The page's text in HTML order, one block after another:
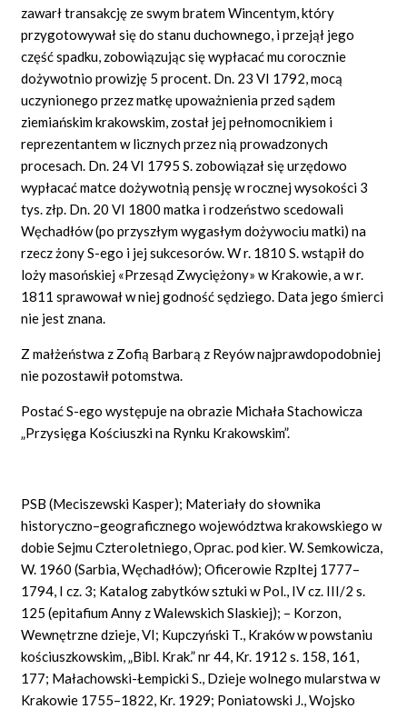
zawarł transakcję ze swym bratem Wincentym, który
przygotowywał się do stanu duchownego, i przejął jego
część spadku, zobowiązując się wypłacać mu corocznie
dożywotnio prowizję 5 procent. Dn. 23 VI 1792, mocą
uczynionego przez matkę upoważnienia przed sądem
ziemiańskim krakowskim, został jej pełnomocnikiem i
reprezentantem w licznych przez nią prowadzonych
procesach. Dn. 24 VI 1795 S. zobowiązał się urzędowo
wypłacać matce dożywotnią pensję w rocznej wysokości 3
tys. złp. Dn. 20 VI 1800 matka i rodzeństwo scedowali
Węchadłów (po przyszłym wygasłym dożywociu matki) na
rzecz żony S-ego i jej sukcesorów. W r. 1810 S. wstąpił do
loży masońskiej «Przesąd Zwyciężony» w Krakowie, a w r.
1811 sprawował w niej godność sędziego. Data jego śmierci
nie jest znana.
Z małżeństwa z Zofią Barbarą z Reyów najprawdopodobniej
nie pozostawił potomstwa.
Postać S-ego występuje na obrazie Michała Stachowicza
„Przysięga Kościuszki na Rynku Krakowskim”.
PSB (Meciszewski Kasper); Materiały do słownika
historyczno–geograficznego województwa krakowskiego w
dobie Sejmu Czteroletniego, Oprac. pod kier. W. Semkowicza,
W. 1960 (Sarbia, Węchadłów); Oficerowie Rzpltej 1777–
1794, I cz. 3; Katalog zabytków sztuki w Pol., IV cz. III/2 s.
125 (epitafium Anny z Walewskich Slaskiej); – Korzon,
Wewnętrzne dzieje, VI; Kupczyński T., Kraków w powstaniu
kościuszkowskim, „Bibl. Krak.” nr 44, Kr. 1912 s. 158, 161,
177; Małachowski-Łempicki S., Dzieje wolnego mularstwa w
Krakowie 1755–1822, Kr. 1929; Poniatowski J., Wojsko